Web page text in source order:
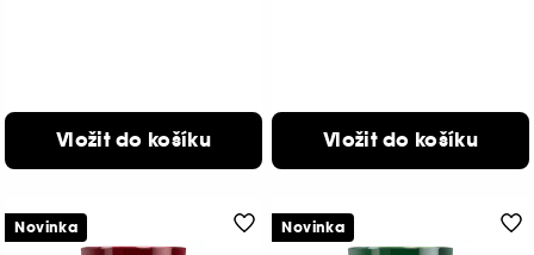
Vložit do košíku Vložit do košíku
Novinka Novinka